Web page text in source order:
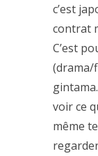
c’est
contrat
C’est
(drama/
voir ce
même